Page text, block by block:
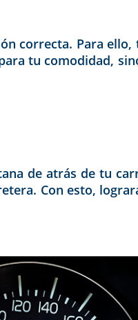
correcta. Para
tu comodidad,
de atrás de tu
Con esto,